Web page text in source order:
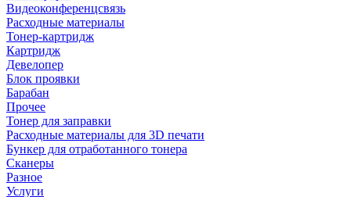
Видеоконференцсвязь
Расходные материалы
Тонер-картридж
Картридж
Девелопер
Блок проявки
Барабан
Прочее
Тонер для заправки
Расходные материалы для 3D печати
Бункер для отработанного тонера
Сканеры
Разное
Услуги